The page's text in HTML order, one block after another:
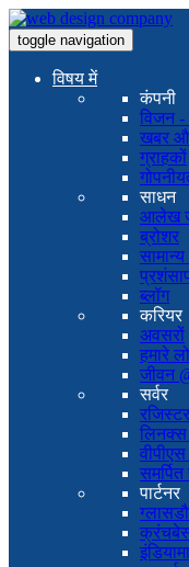
toggle navigation
विषय में
कंपनी
विजन -
खबर
ग्राहकों
साधन
आलेख
ब्रोशर
ब्लॉग
करियर
अवसरों
हमारे
जीवन
सर्वर
लिनक्स
समर्पित
पार्टनर